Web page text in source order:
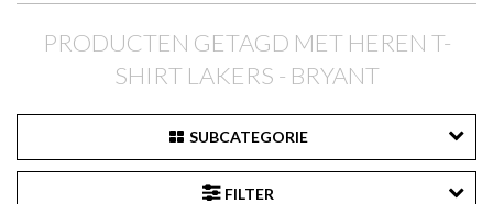
PRODUCTEN GETAGD MET HEREN T-
SHIRT LAKERS - BRYANT
SUBCATEGORIE
FILTER